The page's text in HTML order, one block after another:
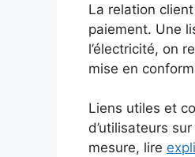
La relation
paiement. Une
l’électricité, on
mise en
Liens utiles et
d’utilisateurs
mesure, lire